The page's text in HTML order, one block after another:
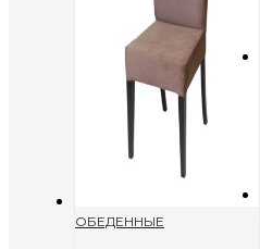
ОБЕДЕННЫЕ